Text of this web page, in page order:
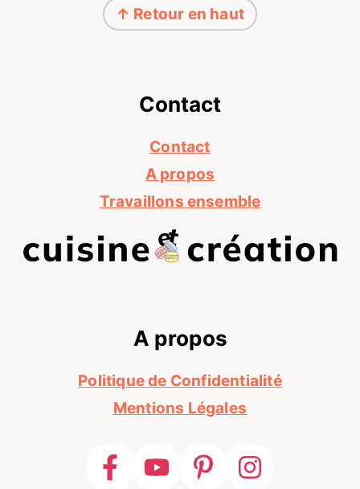
↑ Retour en haut
Contact
Contact
A propos
Travaillons ensemble
A propos
Politique de Confidentialité
Mentions Légales